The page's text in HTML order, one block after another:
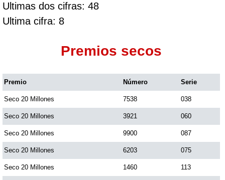
Ultimas dos cifras: 48
Ultima cifra: 8
Premios secos
Premio Número Serie
Seco 20 Millones 7538 038
Seco 20 Millones 3921 060
Seco 20 Millones 9900 087
Seco 20 Millones 6203 075
Seco 20 Millones 1460 113